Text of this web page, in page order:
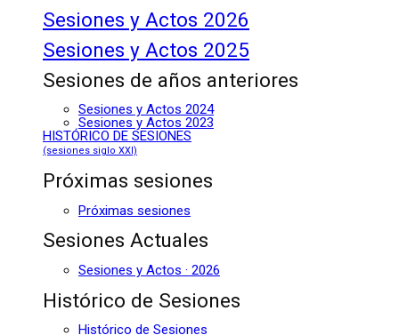
Sesiones y Actos 2026
Sesiones y Actos 2025
Sesiones de años anteriores
Sesiones y Actos 2024
Sesiones y Actos 2023
HISTÓRICO DE SESIONES
(sesiones siglo XXI)
Próximas sesiones
Próximas sesiones
Sesiones Actuales
Sesiones y Actos · 2026
Histórico de Sesiones
Histórico de Sesiones